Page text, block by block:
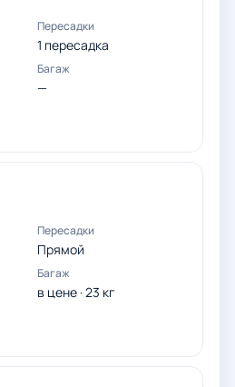
1 пересадка
—
Прямой
в цене · 23 кг